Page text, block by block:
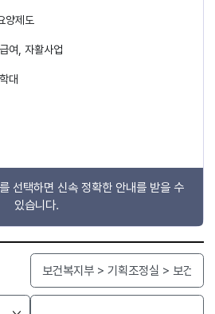
양제도
여, 자활사업
대
선택하면 신속 정확한 안내를 받을 수
있습니다.